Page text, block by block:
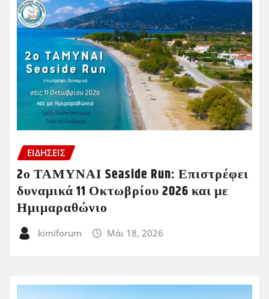
ΕΙΔΗΣΕΙΣ
2ο ΤΑΜΥΝΑΙ Seaside Run: Επιστρέφει
δυναμικά 11 Οκτωβρίου 2026 και με
Ημιμαραθώνιο
kimiforum Μάι 18, 2026